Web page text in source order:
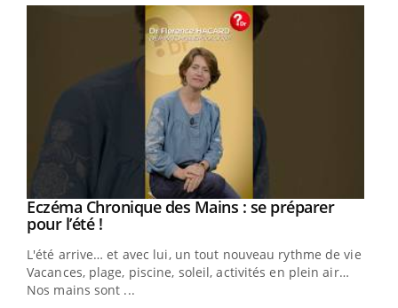
Youtube
Eczéma Chronique des Mains : se préparer
pour l’été !Youtube
L'été arrive… et avec lui, un tout nouveau rythme de vie !
Vacances, plage, piscine, soleil, activités en plein air…
Nos mains sont ...